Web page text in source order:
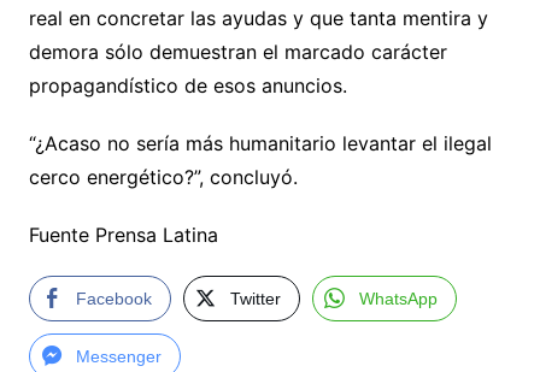
real en concretar las ayudas y que tanta mentira y
demora sólo demuestran el marcado carácter
propagandístico de esos anuncios.
“¿Acaso no sería más humanitario levantar el ilegal
cerco energético?”, concluyó.
Fuente Prensa Latina
Facebook Twitter WhatsApp
Messenger